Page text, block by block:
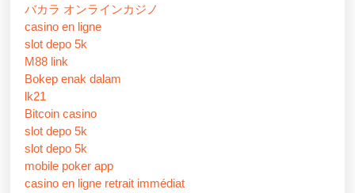
バカラ オンラインカジノ
casino en ligne
slot depo 5k
M88 link
Bokep enak dalam
lk21
Bitcoin casino
slot depo 5k
slot depo 5k
mobile poker app
casino en ligne retrait immédiat